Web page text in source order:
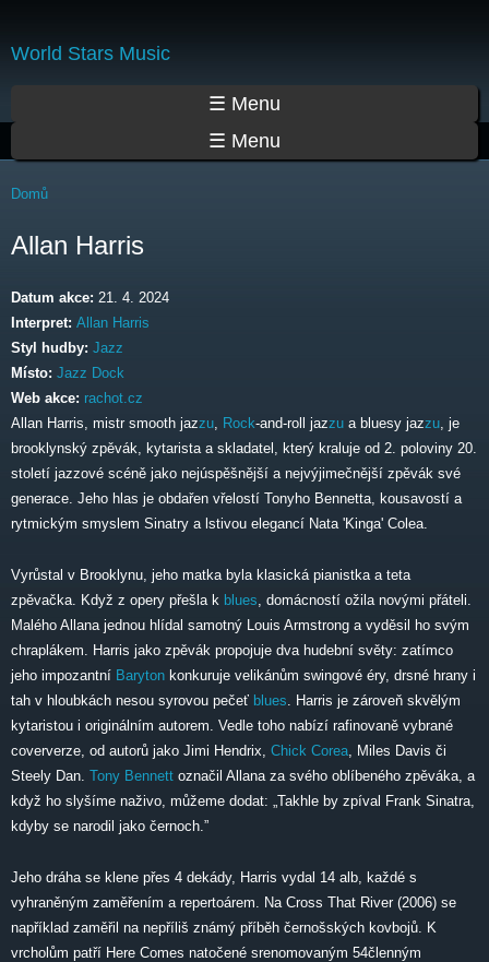
World Stars Music
☰ Menu
☰ Menu
Jste zde
Domů
Allan Harris
Datum akce: 21. 4. 2024
Interpret: Allan Harris
Styl hudby: Jazz
Místo: Jazz Dock
Web akce: rachot.cz
Allan Harris, mistr smooth jazzu Rock-and-roll jazzu a bluesy jazzu , je
brooklynský zpěvák, kytarista a skladatel, který kraluje od 2. poloviny 20.
století jazzové scéně jako nejúspěšnější a nejvýjimečnější zpěvák své
generace. Jeho hlas je obdařen vřelostí Tonyho Bennetta, kousavostí a
rytmickým smyslem Sinatry a lstivou elegancí Nata 'Kinga' Colea.
Vyrůstal v Brooklynu, jeho matka byla klasická pianistka a teta
zpěvačka. Když z opery přešla k blues , domácností ožila novými přáteli.
Malého Allana jednou hlídal samotný Louis Armstrong a vyděsil ho svým
chraplákem. Harris jako zpěvák propojuje dva hudební světy: zatímco
jeho impozantní Baryton konkuruje velikánům swingové éry, drsné hrany i
tah v hloubkách nesou syrovou pečeť blues . Harris je zároveň skvělým
kytaristou i originálním autorem. Vedle toho nabízí rafinovaně vybrané
coververze, od autorů jako Jimi Hendrix, Chick Corea , Miles Davis či
Steely Dan. Tony Bennett označil Allana za svého oblíbeného zpěváka, a
když ho slyšíme naživo, můžeme dodat: „Takhle by zpíval Frank Sinatra,
kdyby se narodil jako černoch.”
Jeho dráha se klene přes 4 dekády, Harris vydal 14 alb, každé s
vyhraněným zaměřením a repertoárem. Na Cross That River (2006) se
například zaměřil na nepříliš známý příběh černošských kovbojů. K
vrcholům patří Here Comes natočené srenomovaným 54členným